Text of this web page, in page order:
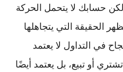
حسابك لا يتحمل الحركة
الحقيقة التي يتجاهلها
في التداول لا يعتمد
أو تبيع، بل يعتمد أيضًا